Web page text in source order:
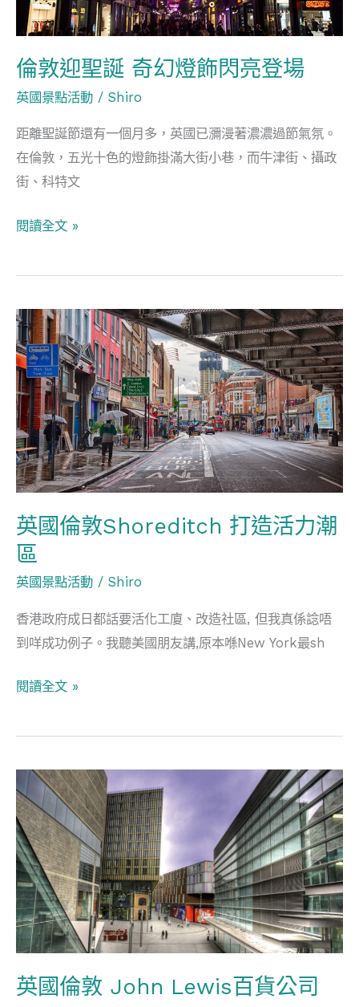
倫敦迎聖誕 奇幻燈飾閃亮登場
英國景點活動 / Shiro
距離聖誕節還有一個月多，英國已瀰漫著濃濃過節氣氛。
在倫敦，五光十色的燈飾掛滿大街小巷，而牛津街、攝政
街、科特文
燈
飾
閃
亮
登
場
閱讀全文 »
英國倫敦Shoreditch 打造活力潮
區
英國景點活動 / Shiro
香港政府成日都話要活化工廈、改造社區, 但我真係諗唔
到咩成功例子。我聽美國朋友講,原本喺New York最sh
英
國
倫
敦
Shoreditch
打
造
活
力
潮
區
閱讀全文 »
英國倫敦 John Lewis百貨公司
國
倫
敦
John
Lewis
百
貨
公
司